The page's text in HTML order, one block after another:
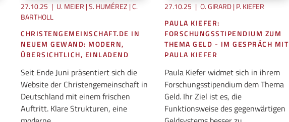
27.10.25 | U. MEIER | S. HUMÉREZ | C.
BARTHOLL
CHRISTENGEMEINSCHAFT.DE IN
NEUEM GEWAND: MODERN,
ÜBERSICHTLICH, EINLADEND
Seit Ende Juni präsentiert sich die
Website der Christengemeinschaft in
Deutschland mit einem frischen
Auftritt. Klare Strukturen, eine
27.10.25 | O. GIRARD | P. KIEFER
PAULA KIEFER:
FORSCHUNGSSTIPENDIUM ZUM
THEMA GELD - IM GESPRÄCH MIT
PAULA KIEFER
Paula Kiefer widmet sich in ihrem
Forschungsstipendium dem Thema
Geld. Ihr Ziel ist es, die
Funktionsweise des gegenwärtigen